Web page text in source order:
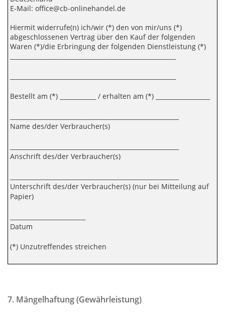
E-Mail: office@cb-onlinehandel.de
Hiermit widerrufe(n) ich/wir (*) den von mir/uns (*)
abgeschlossenen Vertrag über den Kauf der folgenden
Waren (*)/die Erbringung der folgenden Dienstleistung (*)
Bestellt am (*) ____________ / erhalten am (*) __________________
Name des/der Verbraucher(s)
Anschrift des/der Verbraucher(s)
Unterschrift des/der Verbraucher(s) (nur bei Mitteilung auf
Papier)
Datum
(*) Unzutreffendes streichen
7. Mängelhaftung (Gewährleistung)